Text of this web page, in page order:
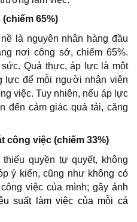
65%)
là nguyên nhân hàng đầu
nơi công sở, chiếm 65%.
Quả thực, áp lực là một
lực để mỗi người nhân viên
việc. Tuy nhiên, nếu áp lực
đến cảm giác quá tải, căng
công việc (chiếm 33%)
quyền tự quyết, không
ý kiến, cũng như không có
việc của mình; gây ảnh
suất làm việc của mỗi cá